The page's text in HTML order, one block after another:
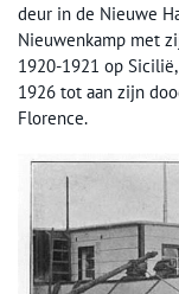
deur in de Nieuwe
Nieuwenkamp met
1920-1921 op
1926 tot aan zijn
Florence.